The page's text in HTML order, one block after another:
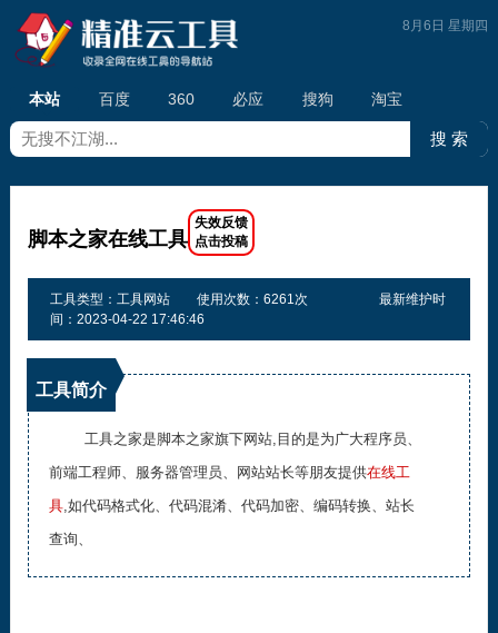
本站 百度 360 必应 搜狗 淘宝
8月6日 星期四
脚本之家在线工具
工具类型：工具网站 使用次数：6261次
最新维护时
间：2023-04-22 17:46:46
工具简介
工具之家是脚本之家旗下网站,目的是为广大程序员、
前端工程师、服务器管理员、网站站长等朋友提供在线工
具,如代码格式化、代码混淆、代码加密、编码转换、站长
查询、